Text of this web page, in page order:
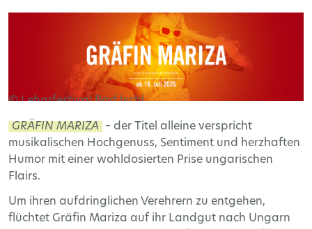
© Leharfestival Bad Ischl
GRÄFIN MARIZA
– der Titel alleine verspricht
musikalischen Hochgenuss, Sentiment und herzhaften
Humor mit einer wohldosierten Prise ungarischen
Flairs.
Um ihren aufdringlichen Verehrern zu entgehen,
flüchtet Gräfin Mariza auf ihr Landgut nach Ungarn